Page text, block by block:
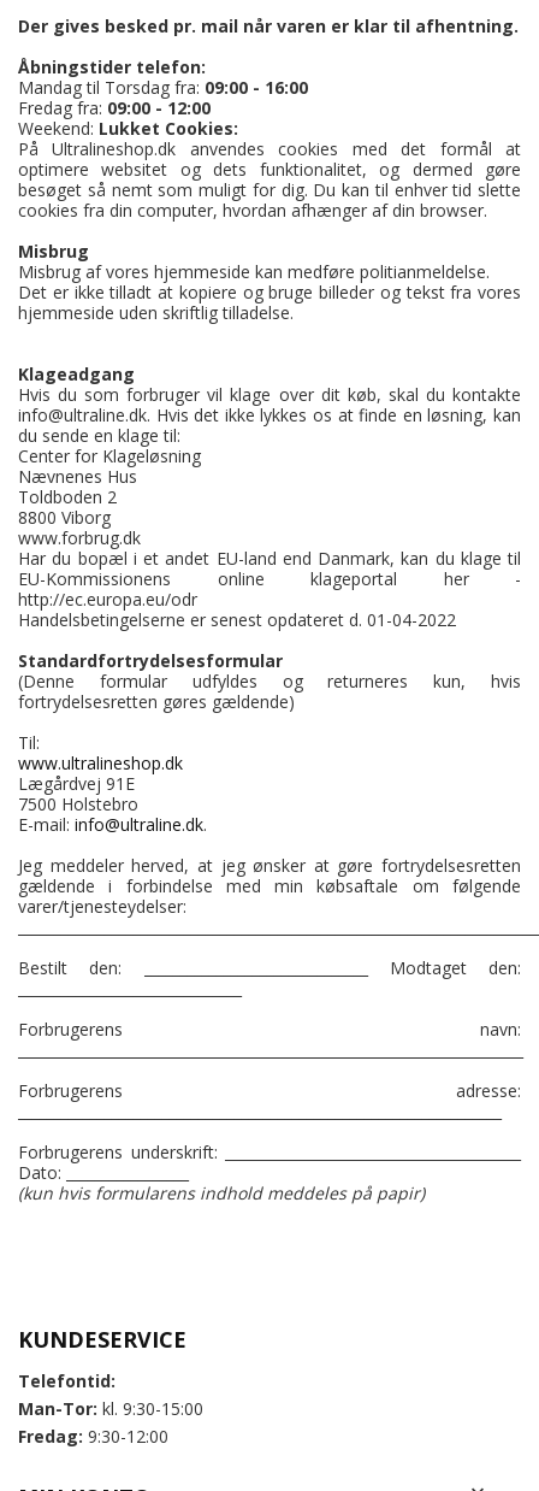
Der gives besked pr. mail når varen er klar til afhentning.
Åbningstider telefon:
Mandag til Torsdag fra: 09:00 - 16:00
Fredag fra: 09:00 - 12:00
Weekend: Lukket Cookies:
På Ultralineshop.dk anvendes cookies med det formål at
optimere websitet og dets funktionalitet, og dermed gøre
besøget så nemt som muligt for dig. Du kan til enhver tid slette
cookies fra din computer, hvordan afhænger af din browser.
Misbrug
Misbrug af vores hjemmeside kan medføre politianmeldelse.
Det er ikke tilladt at kopiere og bruge billeder og tekst fra vores
hjemmeside uden skriftlig tilladelse.
Klageadgang
Hvis du som forbruger vil klage over dit køb, skal du kontakte
info@ultraline.dk. Hvis det ikke lykkes os at finde en løsning, kan
du sende en klage til:
Center for Klageløsning
Nævnenes Hus
Toldboden 2
8800 Viborg
www.forbrug.dk
Har du bopæl i et andet EU-land end Danmark, kan du klage til
EU-Kommissionens online klageportal her -
http://ec.europa.eu/odr
Handelsbetingelserne er senest opdateret d. 01-04-2022
Standardfortrydelsesformular
(Denne formular udfyldes og returneres kun, hvis
fortrydelsesretten gøres gældende)
Til:
www.ultralineshop.dk
Lægårdvej 91E
7500 Holstebro
E-mail: info@ultraline.dk.
Jeg meddeler herved, at jeg ønsker at gøre fortrydelsesretten
gældende i forbindelse med min købsaftale om følgende
varer/tjenesteydelser:
Bestilt den: _______________________________ Modtaget den:
Forbrugerens navn:
Forbrugerens adresse:
Forbrugerens underskrift: _________________________________________
Dato: _________________
(kun hvis formularens indhold meddeles på papir)
KUNDESERVICE
Telefontid:
Man-Tor: kl. 9:30-15:00
Fredag: 9:30-12:00